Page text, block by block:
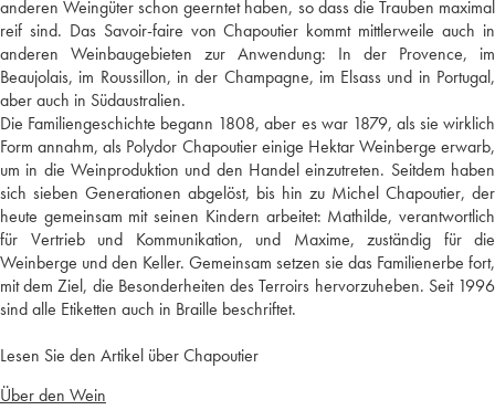
anderen Weingüter schon geerntet haben, so dass die Trauben maximal
reif sind. Das Savoir-faire von Chapoutier kommt mittlerweile auch in
anderen Weinbaugebieten zur Anwendung: In der Provence, im
Beaujolais, im Roussillon, in der Champagne, im Elsass und in Portugal,
aber auch in Südaustralien.
Die Familiengeschichte begann 1808, aber es war 1879, als sie wirklich
Form annahm, als Polydor Chapoutier einige Hektar Weinberge erwarb,
um in die Weinproduktion und den Handel einzutreten. Seitdem haben
sich sieben Generationen abgelöst, bis hin zu Michel Chapoutier, der
heute gemeinsam mit seinen Kindern arbeitet: Mathilde, verantwortlich
für Vertrieb und Kommunikation, und Maxime, zuständig für die
Weinberge und den Keller. Gemeinsam setzen sie das Familienerbe fort,
mit dem Ziel, die Besonderheiten des Terroirs hervorzuheben. Seit 1996
sind alle Etiketten auch in Braille beschriftet.
Lesen Sie den Artikel über Chapoutier
Über den Wein